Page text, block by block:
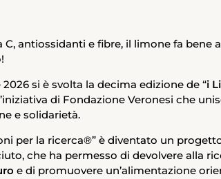
C, antiossidanti e fibre, il limone fa bene
2026 si è svolta la decima edizione de “i
di Fondazione Veronesi che
e solidarietà.
per la ricerca®” è diventato un
che ha permesso di devolvere alla
e di promuovere un’alimentazione